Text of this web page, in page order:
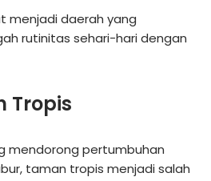
menjadi daerah yang
rutinitas sehari-hari dengan
Tropis
mendorong pertumbuhan
taman tropis menjadi salah